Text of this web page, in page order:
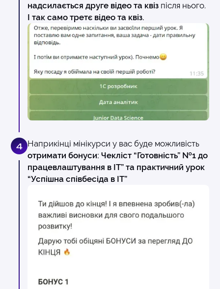
надсилається друге відео та квізпісля нього.
І так само третє відео та квіз.
Наприкінці мінікурси у вас буде можливість
отримати бонуси: Чекліст “Готовність” №1 до
працевлаштування в ІТ” та практичний урок
“Успішна співбесіда в ІТ”
4